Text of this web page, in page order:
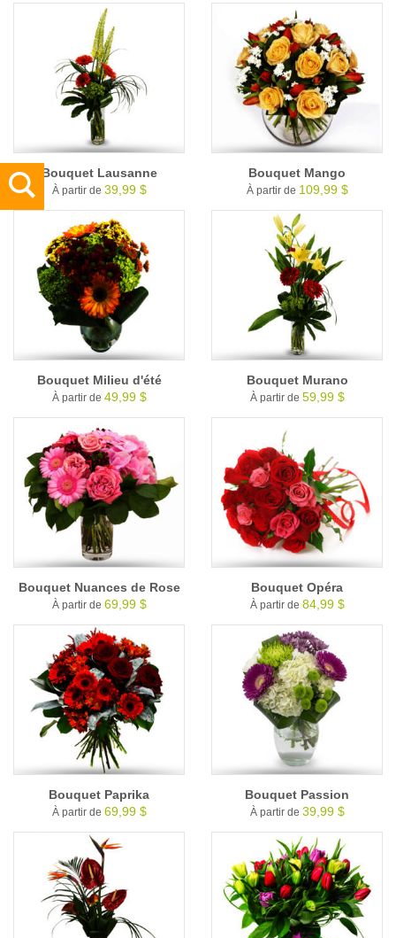
Bouquet Lausanne
À partir de 39,99 $
Bouquet Mango
À partir de 109,99 $
Bouquet Milieu d'été
À partir de 49,99 $
Bouquet Murano
À partir de 59,99 $
Bouquet Nuances de Rose
À partir de 69,99 $
Bouquet Opéra
À partir de 84,99 $
Bouquet Paprika
À partir de 69,99 $
Bouquet Passion
À partir de 39,99 $